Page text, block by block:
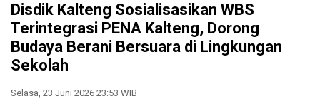
Disdik Kalteng Sosialisasikan WBS
Terintegrasi PENA Kalteng, Dorong
Budaya Berani Bersuara di Lingkungan
Sekolah
Selasa, 23 Juni 2026 23:53 WIB